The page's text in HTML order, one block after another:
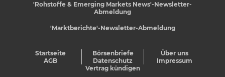
'Rohstoffe & Emerging Markets News'-Newsletter-
Abmeldung
'Marktberichte'-Newsletter-Abmeldung
Startseite Börsenbriefe
Über uns
AGB
Datenschutz
Impressum
Vertrag kündigen